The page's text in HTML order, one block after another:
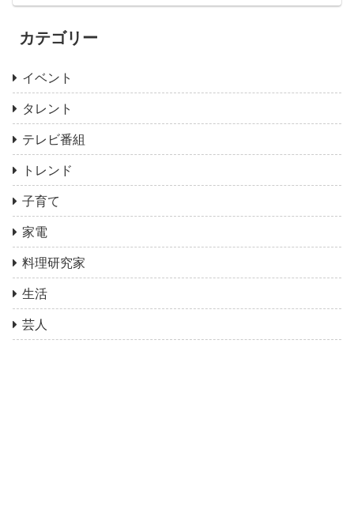
カテゴリー
イベント
タレント
テレビ番組
トレンド
子育て
家電
料理研究家
生活
芸人